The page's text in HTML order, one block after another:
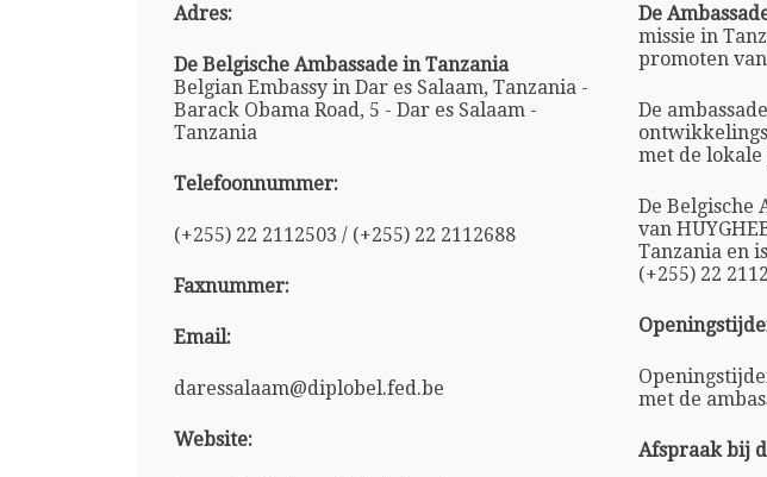
Adres:
De Belgische Ambassade in Tanzania
Belgian Embassy in Dar es Salaam, Tanzania -
Barack Obama Road, 5 - Dar es Salaam -
Tanzania
Telefoonnummer:
(+255) 22 2112503 / (+255) 22 2112688
Faxnummer:
Email:
daressalaam@diplobel.fed.be
Website:
De
missie in
promoten
De
met de lokale
De Belgische
van
Tanzania en
(+255) 22
met de
Afspraak bij